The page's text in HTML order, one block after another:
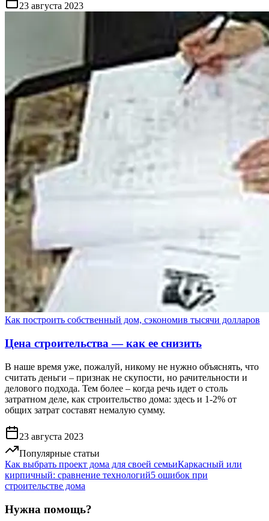
23 августа 2023
Как построить собственный дом, сэкономив тысячи долларов
Цена строительства — как ее снизить
В наше время уже, пожалуй, никому не нужно объяснять, что
считать деньги – признак не скупости, но рачительности и
делового подхода. Тем более – когда речь идет о столь
затратном деле, как строительство дома: здесь и 1-2% от
общих затрат составят немалую сумму.
23 августа 2023
Популярные статьи
Как выбрать проект дома для своей семьиКаркасный или
кирпичный: сравнение технологий5 ошибок при
строительстве дома
Нужна помощь?